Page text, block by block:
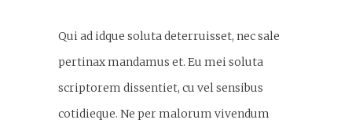
Qui ad idque soluta deterruisset, nec sale
pertinax mandamus et. Eu mei soluta
scriptorem dissentiet, cu vel sensibus
cotidieque. Ne per malorum vivendum